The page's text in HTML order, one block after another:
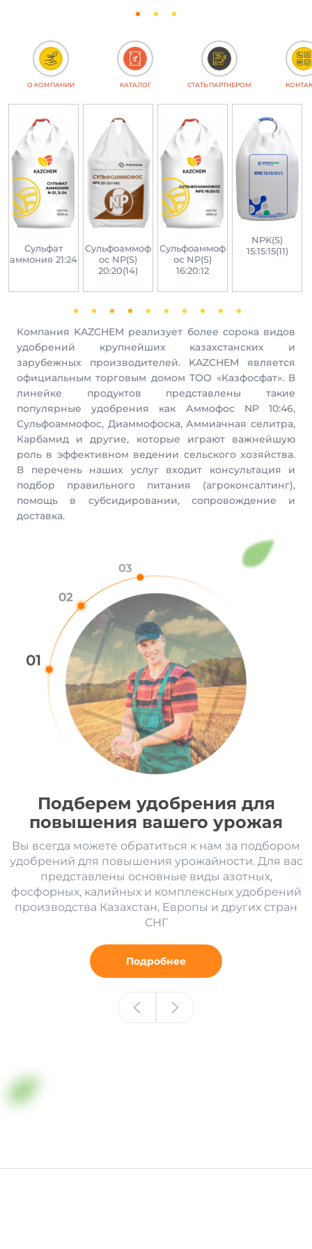
О КОМПАНИИ КАТАЛОГ СТАТЬ ПАРТНЕРОМ
Сульфат
аммония 21:24
Сульфоаммоф
ос NP(S)
20:20(14)
Сульфоаммоф
ос NP(S)
16:20:12
NPK(S)
15:15:15(11)
Компания KAZCHEM реализует более сорока видов
удобрений крупнейших казахстанских и
зарубежных производителей. KAZCHEM является
официальным торговым домом ТОО «Казфосфат». В
линейке продуктов представлены такие
популярные удобрения как Аммофос NP 10:46,
Сульфоаммофос, Диаммофоска, Аммиачная селитра,
Карбамид и другие, которые играют важнейшую
роль в эффективном ведении сельского хозяйства.
В перечень наших услуг входит консультация и
подбор правильного питания (агроконсалтинг),
помощь в субсидировании, сопровождение и
доставка.
Подберем удобрения для
повышения вашего урожая
Вы всегда можете обратиться к нам за подбором
удобрений для повышения урожайности. Для вас
представлены основные виды азотных,
фосфорных, калийных и комплексных удобрений
производства Казахстан, Европы и других стран
СНГ
Подробнее
01
02
03